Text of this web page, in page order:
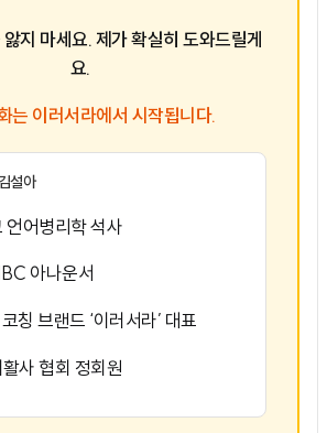
지 마세요. 제가 확실히 도와드릴게
요.
는 이러서라에서 시작됩니다.
설아
언어병리학 석사
아나운서
칭 브랜드 ‘이러서라’ 대표
사 협회 정회원